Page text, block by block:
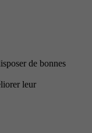
de bonnes
leur